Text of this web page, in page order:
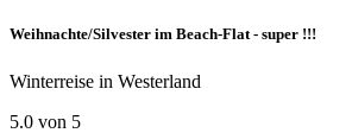
Weihnachte/Silvester im Beach-Flat - super !!!
Winterreise in Westerland
5.0 von 5